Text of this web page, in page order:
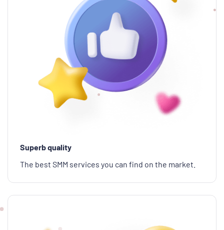
Superb quality
The best SMM services you can find on the market.